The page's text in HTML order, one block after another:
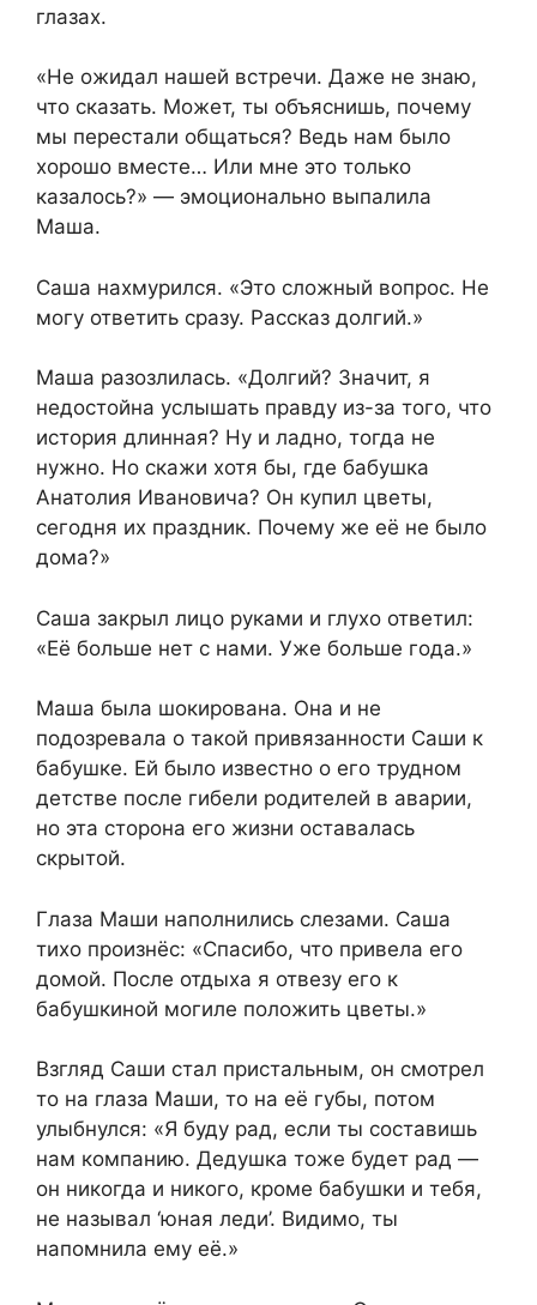
глазах.
«Не ожидал нашей встречи. Даже не знаю,
что сказать. Может, ты объяснишь, почему
мы перестали общаться? Ведь нам было
хорошо вместе… Или мне это только
казалось?» — эмоционально выпалила
Маша.
Саша нахмурился. «Это сложный вопрос. Не
могу ответить сразу. Рассказ долгий.»
Маша разозлилась. «Долгий? Значит, я
недостойна услышать правду из-за того, что
история длинная? Ну и ладно, тогда не
нужно. Но скажи хотя бы, где бабушка
Анатолия Ивановича? Он купил цветы,
сегодня их праздник. Почему же её не было
дома?»
Саша закрыл лицо руками и глухо ответил:
«Её больше нет с нами. Уже больше года.»
Маша была шокирована. Она и не
подозревала о такой привязанности Саши к
бабушке. Ей было известно о его трудном
детстве после гибели родителей в аварии,
но эта сторона его жизни оставалась
скрытой.
Глаза Маши наполнились слезами. Саша
тихо произнёс: «Спасибо, что привела его
домой. После отдыха я отвезу его к
бабушкиной могиле положить цветы.»
Взгляд Саши стал пристальным, он смотрел
то на глаза Маши, то на её губы, потом
улыбнулся: «Я буду рад, если ты составишь
нам компанию. Дедушка тоже будет рад —
он никогда и никого, кроме бабушки и тебя,
не называл ‘юная леди’. Видимо, ты
напомнила ему её.»